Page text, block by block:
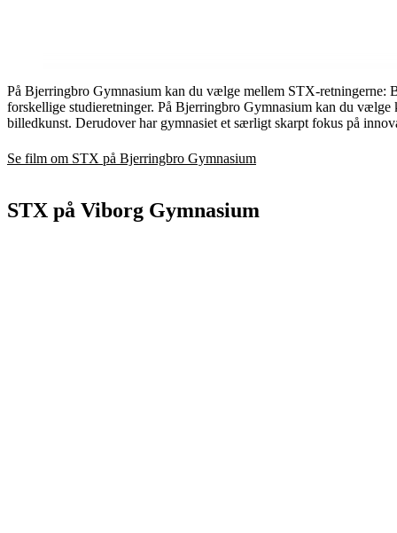
På Bjerringbro Gymnasium kan du vælge mellem STX-retningerne:
forskellige studieretninger. På Bjerringbro Gymnasium kan du
billedkunst. Derudover har gymnasiet et særligt skarpt fokus på
Se film om STX på Bjerringbro Gymnasium
STX på Viborg Gymnasium